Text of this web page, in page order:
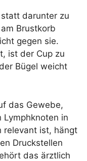
darunter zu
Brustkorb
gegen sie.
ist der Cup zu
Bügel weicht
das Gewebe,
Lymphknoten in
relevant ist, hängt
Druckstellen
das ärztlich